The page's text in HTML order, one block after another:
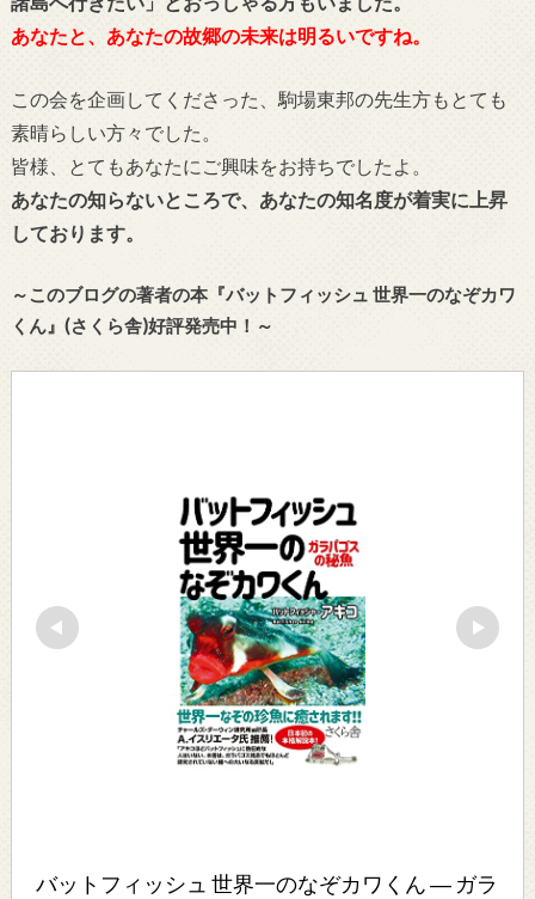
あなたと、あなたの故郷の未来は明るいですね。
この会を企画してくださった、駒場東邦の先生方もとても
素晴らしい方々でした。
皆様、とてもあなたにご興味をお持ちでしたよ。
あなたの知らないところで、あなたの知名度が着実に上昇
しております。
～このブログの著者の本『バットフィッシュ 世界一のなぞカワ
くん』(さくら舎)好評発売中！～
バットフィッシュ 世界一のなぞカワくん ― ガラ